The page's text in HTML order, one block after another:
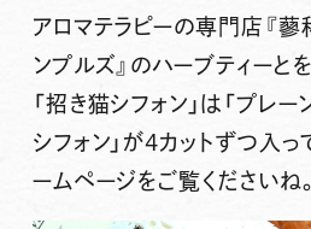
アロマテラピーの専門店『蓼
ンプルズ』のハーブティーと
「招き猫シフォン」は「プレー
シフォン」が4カットずつ入
ームページをご覧くださいね。